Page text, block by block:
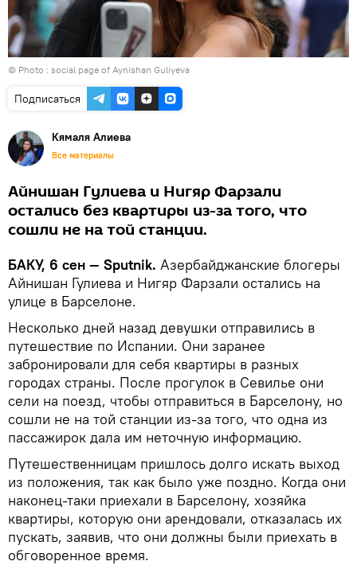
© Photo : social page of Aynishan Guliyeva
Подписаться
Кямаля Алиева
Все материалы
Айнишан Гулиева и Нигяр Фарзали
остались без квартиры из-за того, что
сошли не на той станции.
БАКУ, 6 сен — Sputnik. Азербайджанские блогеры
Айнишан Гулиева и Нигяр Фарзали остались на
улице в Барселоне.
Несколько дней назад девушки отправились в
путешествие по Испании. Они заранее
забронировали для себя квартиры в разных
городах страны. После прогулок в Севилье они
сели на поезд, чтобы отправиться в Барселону, но
сошли не на той станции из-за того, что одна из
пассажирок дала им неточную информацию.
Путешественницам пришлось долго искать выход
из положения, так как было уже поздно. Когда они
наконец-таки приехали в Барселону, хозяйка
квартиры, которую они арендовали, отказалась их
пускать, заявив, что они должны были приехать в
обговоренное время.